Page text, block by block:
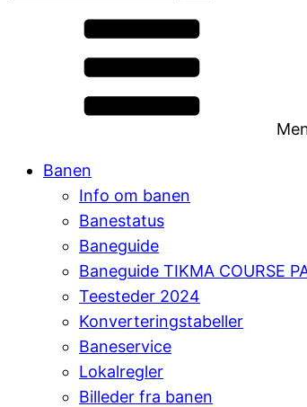
Banen
Info om banen
Banestatus
Baneguide
Baneguide TIKMA COURSE
Teesteder 2024
Konverteringstabeller
Baneservice
Lokalregler
Billeder fra banen